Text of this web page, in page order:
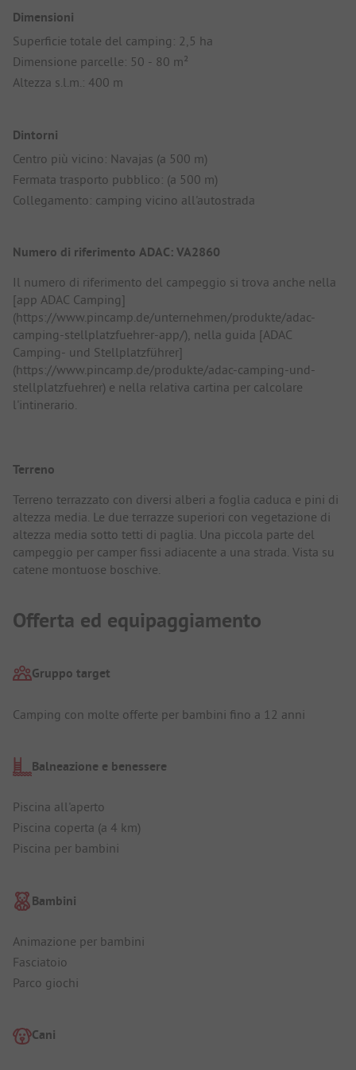
Dimensioni
Superficie totale del camping: 2,5 ha
Dimensione parcelle: 50 - 80 m²
Altezza s.l.m.: 400 m
Dintorni
Centro più vicino: Navajas (a 500 m)
Fermata trasporto pubblico: (a 500 m)
Collegamento: camping vicino all'autostrada
Numero di riferimento ADAC: VA2860
Il numero di riferimento del campeggio si trova anche nella
[app ADAC Camping]
(https://www.pincamp.de/unternehmen/produkte/adac-
camping-stellplatzfuehrer-app/), nella guida [ADAC
Camping- und Stellplatzführer]
(https://www.pincamp.de/produkte/adac-camping-und-
stellplatzfuehrer) e nella relativa cartina per calcolare
l'intinerario.
Terreno
Terreno terrazzato con diversi alberi a foglia caduca e pini di
altezza media. Le due terrazze superiori con vegetazione di
altezza media sotto tetti di paglia. Una piccola parte del
campeggio per camper fissi adiacente a una strada. Vista su
catene montuose boschive.
Offerta ed equipaggiamento
Gruppo target
Camping con molte offerte per bambini fino a 12 anni
Balneazione e benessere
Piscina all'aperto
Piscina coperta (a 4 km)
Piscina per bambini
Bambini
Animazione per bambini
Fasciatoio
Parco giochi
Cani